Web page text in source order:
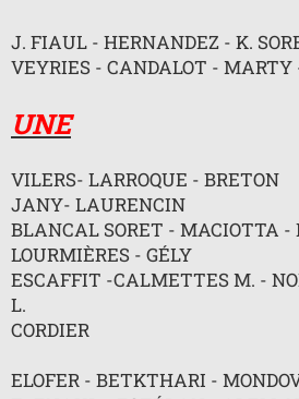
J. FIAUL - HERNANDEZ - K.
VEYRIES - CANDALOT - MARTY
UNE
VILERS- LARROQUE - BRETON
JANY- LAURENCIN
BLANCAL SORET - MACIOTTA -
LOURMIÈRES - GÉLY
ESCAFFIT -CALMETTES M. -
L.
CORDIER
ELOFER - BETKTHARI -